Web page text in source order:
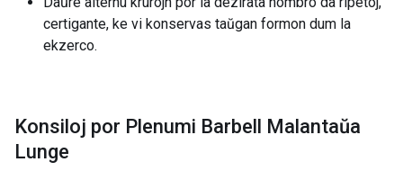
certigante, ke vi konservas taŭgan formon dum la
ekzerco.
Konsiloj por Plenumi Barbell Malantaŭa
Lunge